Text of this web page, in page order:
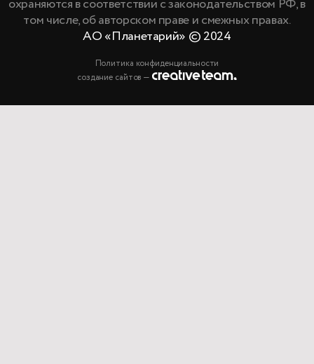
охраняются в соответствии с законодательством РФ, в
том числе, об авторском праве и смежных правах.
АО «Планетарий» © 2024
Политика конфиденциальности
создание сайтов —